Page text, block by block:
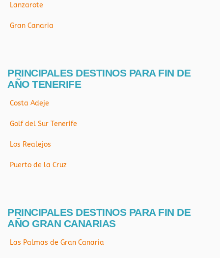
Lanzarote
Gran Canaria
PRINCIPALES DESTINOS PARA FIN DE
AÑO TENERIFE
Costa Adeje
Golf del Sur Tenerife
Los Realejos
Puerto de la Cruz
PRINCIPALES DESTINOS PARA FIN DE
AÑO GRAN CANARIAS
Las Palmas de Gran Canaria